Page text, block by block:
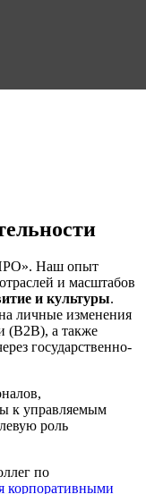
Наш опыт
и масштабов
и культуры.
личные изменения
(B2B), а также
государственно-
к управляемым
роль
по
корпоративными